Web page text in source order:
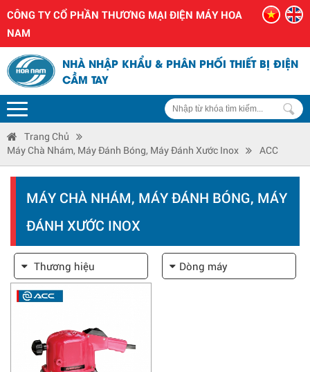
CÔNG TY CỔ PHẦN THƯƠNG MẠI ĐIỆN MÁY HOA
NAM
NHÀ NHẬP KHẨU & PHÂN PHỐI THIẾT BỊ ĐIỆN
CẦM TAY
Trang Chủ
Máy Chà Nhám, Máy Đánh Bóng, Máy Đánh Xước Inox
ACC
MÁY CHÀ NHÁM, MÁY ĐÁNH BÓNG, MÁY
ĐÁNH XƯỚC INOX
Thương hiệu Dòng máy